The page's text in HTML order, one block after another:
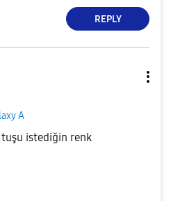
REPLY
A
istediğin renk